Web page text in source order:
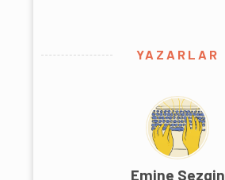
YAZARLAR
Emine Sezgin